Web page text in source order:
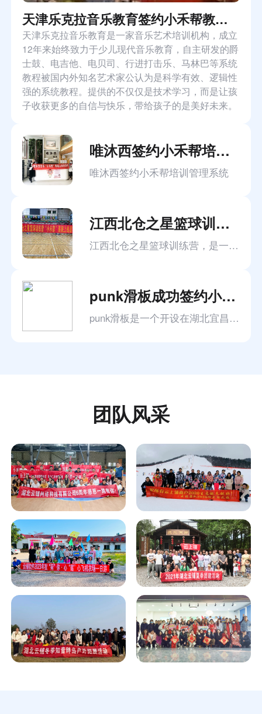
天津乐克拉音乐教育签约小禾帮教务管理系统
天津乐克拉音乐教育是一家音乐艺术培训机构，成立
12年来始终致力于少儿现代音乐教育，自主研发的爵
士鼓、电吉他、电贝司、行进打击乐、马林巴等系统
教程被国内外知名艺术家公认为是科学有效、逻辑性
强的系统教程。提供的不仅仅是技术学习，而是让孩
子收获更多的自信与快乐，带给孩子的是美好未来。
唯沐西签约小禾帮培训管理系统
唯沐西签约小禾帮培训管理系统
江西北仓之星篮球训练营签约小禾帮篮球培训班管理系统
江西北仓之星篮球训练营，是一家专门从事青少年篮球培训的机构。暑期以来，机构招入了大量学生，这也给机构的消课考勤，教务排课方面带来比较大的压力。通过朋友介绍，了解到我们小禾帮篮球培训班管理系统，帮助机构解决现有困扰。
punk滑板成功签约小禾帮滑板培训管理系统
punk滑板是一个开设在湖北宜昌市体育中心体育公园滑板培训机构，老板自己已经扎身滑板行业已经超过25年，凭借其独特的教学风格和顶尖的个人实力为自己机构获得了超过200名学生，在此前一直认为教务系统使用起来非常麻烦，所有一直采用的人工记录的方式，所以各种问题也就不可避免的产生了。
团队风采